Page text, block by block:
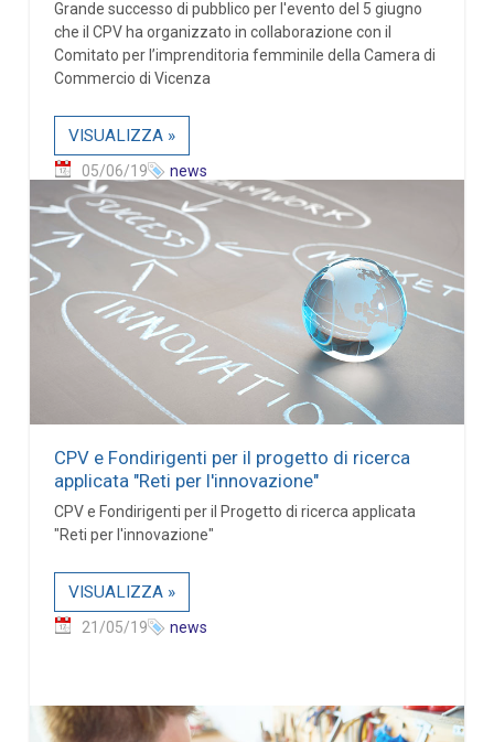
Grande successo di pubblico per l'evento del 5 giugno
che il CPV ha organizzato in collaborazione con il
Comitato per l’imprenditoria femminile della Camera di
Commercio di Vicenza
VISUALIZZA »
05/06/19 news
CPV e Fondirigenti per il progetto di ricerca
applicata "Reti per l'innovazione"
CPV e Fondirigenti per il Progetto di ricerca applicata
"Reti per l'innovazione"
VISUALIZZA »
21/05/19 news